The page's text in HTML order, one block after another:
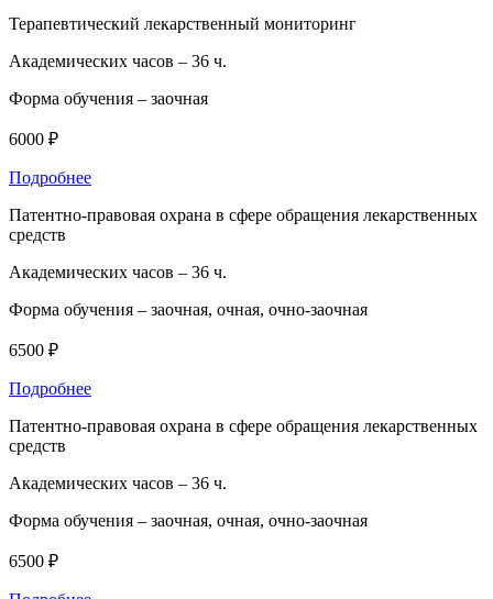
Терапевтический лекарственный мониторинг
Академических часов – 36 ч.
Форма обучения – заочная
6000 ₽
Подробнее
Патентно-правовая охрана в сфере обращения лекарственных
средств
Академических часов – 36 ч.
Форма обучения – заочная, очная, очно-заочная
6500 ₽
Подробнее
Патентно-правовая охрана в сфере обращения лекарственных
средств
Академических часов – 36 ч.
Форма обучения – заочная, очная, очно-заочная
6500 ₽